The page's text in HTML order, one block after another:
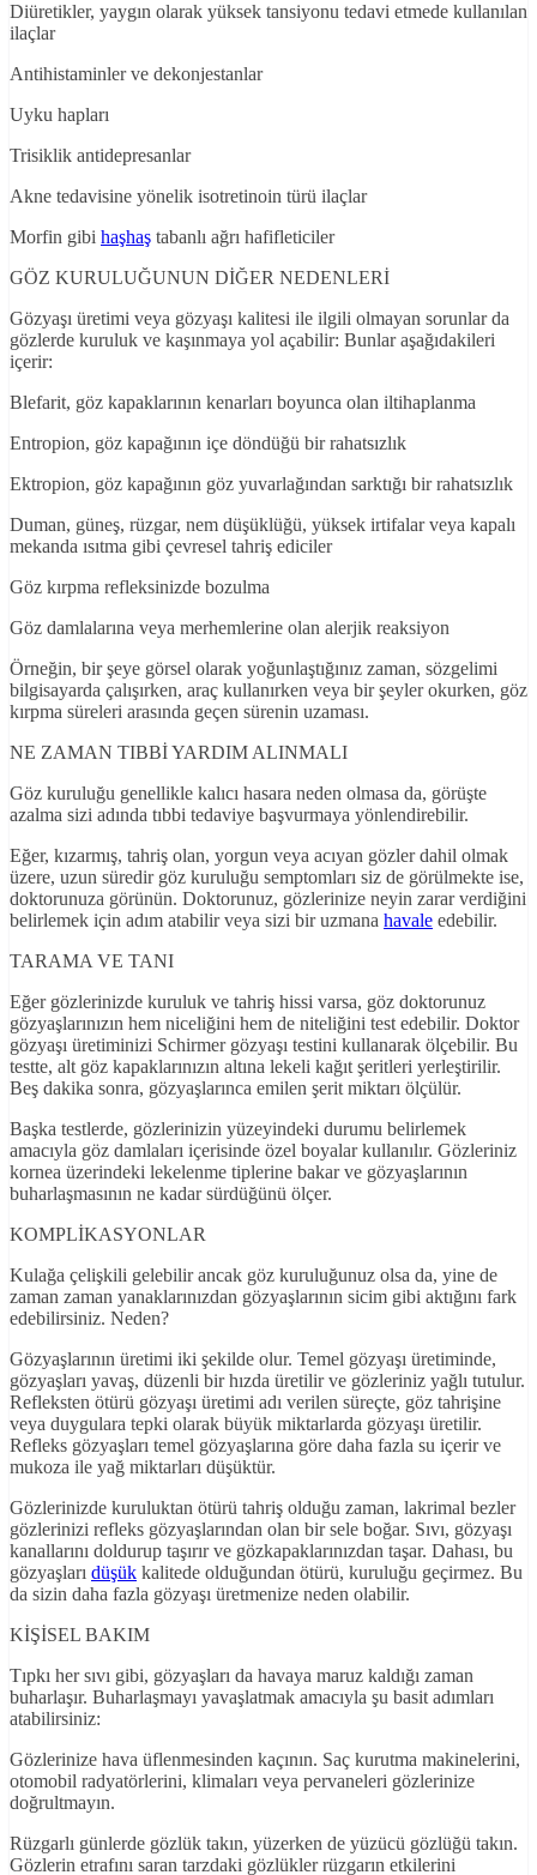
Diüretikler, yaygın olarak yüksek tansiyonu tedavi etmede kullanılan
ilaçlar
Antihistaminler ve dekonjestanlar
Uyku hapları
Trisiklik antidepresanlar
Akne tedavisine yönelik isotretinoin türü ilaçlar
Morfin gibi haşhaş tabanlı ağrı hafifleticiler
GÖZ KURULUĞUNUN DİĞER NEDENLERİ
Gözyaşı üretimi veya gözyaşı kalitesi ile ilgili olmayan sorunlar da
gözlerde kuruluk ve kaşınmaya yol açabilir: Bunlar aşağıdakileri
içerir:
Blefarit, göz kapaklarının kenarları boyunca olan iltihaplanma
Entropion, göz kapağının içe döndüğü bir rahatsızlık
Ektropion, göz kapağının göz yuvarlağından sarktığı bir rahatsızlık
Duman, güneş, rüzgar, nem düşüklüğü, yüksek irtifalar veya kapalı
mekanda ısıtma gibi çevresel tahriş ediciler
Göz kırpma refleksinizde bozulma
Göz damlalarına veya merhemlerine olan alerjik reaksiyon
Örneğin, bir şeye görsel olarak yoğunlaştığınız zaman, sözgelimi
bilgisayarda çalışırken, araç kullanırken veya bir şeyler okurken, göz
kırpma süreleri arasında geçen sürenin uzaması.
NE ZAMAN TIBBİ YARDIM ALINMALI
Göz kuruluğu genellikle kalıcı hasara neden olmasa da, görüşte
azalma sizi adında tıbbi tedaviye başvurmaya yönlendirebilir.
Eğer, kızarmış, tahriş olan, yorgun veya acıyan gözler dahil olmak
üzere, uzun süredir göz kuruluğu semptomları siz de görülmekte ise,
doktorunuza görünün. Doktorunuz, gözlerinize neyin zarar verdiğini
belirlemek için adım atabilir veya sizi bir uzmana havale edebilir.
TARAMA VE TANI
Eğer gözlerinizde kuruluk ve tahriş hissi varsa, göz doktorunuz
gözyaşlarınızın hem niceliğini hem de niteliğini test edebilir. Doktor
gözyaşı üretiminizi Schirmer gözyaşı testini kullanarak ölçebilir. Bu
testte, alt göz kapaklarınızın altına lekeli kağıt şeritleri yerleştirilir.
Beş dakika sonra, gözyaşlarınca emilen şerit miktarı ölçülür.
Başka testlerde, gözlerinizin yüzeyindeki durumu belirlemek
amacıyla göz damlaları içerisinde özel boyalar kullanılır. Gözleriniz
kornea üzerindeki lekelenme tiplerine bakar ve gözyaşlarının
buharlaşmasının ne kadar sürdüğünü ölçer.
KOMPLİKASYONLAR
Kulağa çelişkili gelebilir ancak göz kuruluğunuz olsa da, yine de
zaman zaman yanaklarınızdan gözyaşlarının sicim gibi aktığını fark
edebilirsiniz. Neden?
Gözyaşlarının üretimi iki şekilde olur. Temel gözyaşı üretiminde,
gözyaşları yavaş, düzenli bir hızda üretilir ve gözleriniz yağlı tutulur.
Refleksten ötürü gözyaşı üretimi adı verilen süreçte, göz tahrişine
veya duygulara tepki olarak büyük miktarlarda gözyaşı üretilir.
Refleks gözyaşları temel gözyaşlarına göre daha fazla su içerir ve
mukoza ile yağ miktarları düşüktür.
Gözlerinizde kuruluktan ötürü tahriş olduğu zaman, lakrimal bezler
gözlerinizi refleks gözyaşlarından olan bir sele boğar. Sıvı, gözyaşı
kanallarını doldurup taşırır ve gözkapaklarınızdan taşar. Dahası, bu
gözyaşları düşük kalitede olduğundan ötürü, kuruluğu geçirmez. Bu
da sizin daha fazla gözyaşı üretmenize neden olabilir.
KİŞİSEL BAKIM
Tıpkı her sıvı gibi, gözyaşları da havaya maruz kaldığı zaman
buharlaşır. Buharlaşmayı yavaşlatmak amacıyla şu basit adımları
atabilirsiniz:
Gözlerinize hava üflenmesinden kaçının. Saç kurutma makinelerini,
otomobil radyatörlerini, klimaları veya pervaneleri gözlerinize
doğrultmayın.
Rüzgarlı günlerde gözlük takın, yüzerken de yüzücü gözlüğü takın.
Gözlerin etrafını saran tarzdaki gözlükler rüzgarın etkilerini